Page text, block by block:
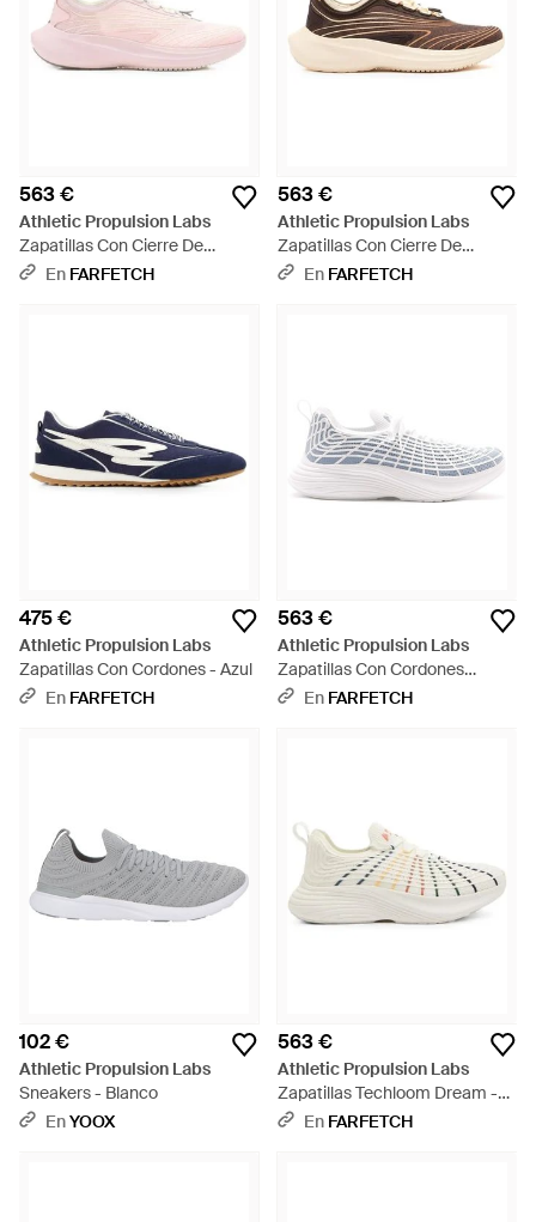
563 €
Athletic Propulsion Labs
Zapatillas Con Cierre De
Trenca - Rosa
En FARFETCH
563 €
Athletic Propulsion Labs
Zapatillas Con Cierre De
Trenca - Marrón
En FARFETCH
475 €
Athletic Propulsion Labs
Zapatillas Con Cordones - Azul
En FARFETCH
563 €
Athletic Propulsion Labs
Zapatillas Con Cordones
Delanteros Y Detalle Enrejado -
En FARFETCH
102 €
Athletic Propulsion Labs
Sneakers - Blanco
EnYOOX
563 €
Athletic Propulsion Labs
Zapatillas Techloom Dream -
Blanco
En FARFETCH